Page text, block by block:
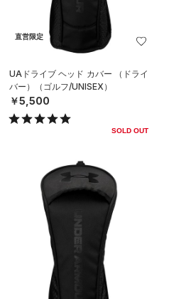
直営限定
UAドライブ ヘッド カバー （ドライ
バー）（ゴルフ/UNISEX）
￥5,500
SOLD OUT